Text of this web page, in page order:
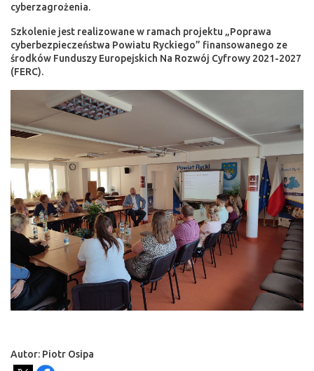
cyberzagrożenia.
Szkolenie jest realizowane w ramach projektu „Poprawa
cyberbezpieczeństwa Powiatu Ryckiego” finansowanego ze
środków Funduszy Europejskich Na Rozwój Cyfrowy 2021-2027
(FERC).
Autor: Piotr Osipa